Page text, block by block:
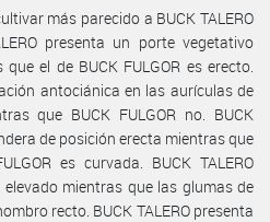
más parecido a BUCK TALERO
presenta un porte vegetativo
el de BUCK FULGOR es erecto.
antociánica en las aurículas de
que BUCK FULGOR no. BUCK
de posición erecta mientras que
es curvada. BUCK TALERO
mientras que las glumas de
recto. BUCK TALERO presenta